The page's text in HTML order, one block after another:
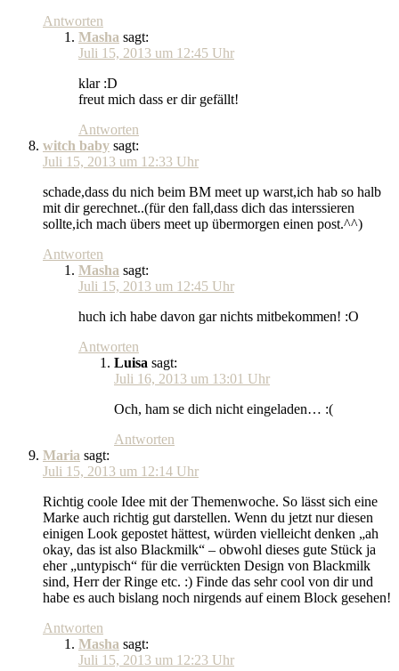
Antworten
Masha sagt:
Juli 15, 2013 um 12:45 Uhr
klar :D
freut mich dass er dir gefällt!
Antworten
witch baby sagt:
Juli 15, 2013 um 12:33 Uhr
schade,dass du nich beim BM meet up warst,ich hab so halb
mit dir gerechnet..(für den fall,dass dich das interssieren
sollte,ich mach übers meet up übermorgen einen post.^^)
Antworten
Masha sagt:
Juli 15, 2013 um 12:45 Uhr
huch ich habe davon gar nichts mitbekommen! :O
Antworten
Luisa sagt:
Juli 16, 2013 um 13:01 Uhr
Och, ham se dich nicht eingeladen… :(
Antworten
Maria sagt:
Juli 15, 2013 um 12:14 Uhr
Richtig coole Idee mit der Themenwoche. So lässt sich eine
Marke auch richtig gut darstellen. Wenn du jetzt nur diesen
einigen Look gepostet hättest, würden vielleicht denken „ah
okay, das ist also Blackmilk“ – obwohl dieses gute Stück ja
eher „untypisch“ für die verrückten Design von Blackmilk
sind, Herr der Ringe etc. :) Finde das sehr cool von dir und
habe es auch bislang noch nirgends auf einem Block gesehen!
Antworten
Masha sagt:
Juli 15, 2013 um 12:23 Uhr